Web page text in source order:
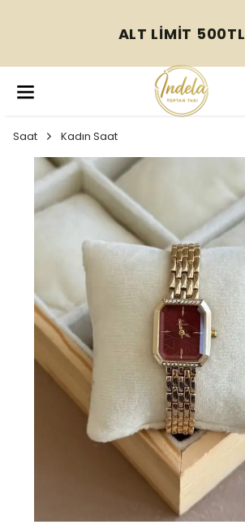
ALT LİMİT 500TL
Saat Kadın Saat